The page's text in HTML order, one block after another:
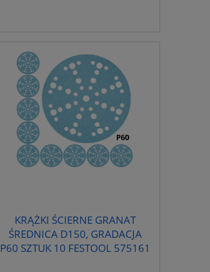
KRĄŻKI ŚCIERNE GRANAT
ŚREDNICA D150, GRADACJA
P60 SZTUK 10 FESTOOL 575161